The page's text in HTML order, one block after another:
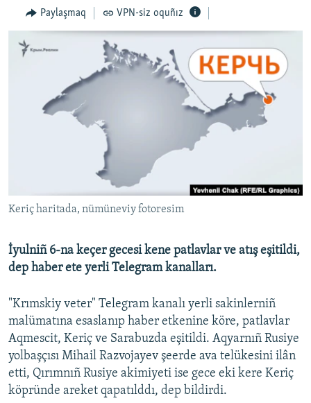
İNSAN AQLARI
VİDEO
QOŞULIÑIZ!
RFE/RS bütün saytları
Paylaşmaq VPN-siz oquñız
Keriç haritada, nümüneviy fotoresim
İyulniñ 6-na keçer gecesi kene patlavlar ve atış eşitildi,
dep haber ete yerli Telegram kanalları.
"Krımskiy veter" Telegram kanalı yerli sakinlerniñ
malümatına esaslanıp haber etkenine köre, patlavlar
Aqmescit, Keriç ve Sarabuzda eşitildi. Aqyarnıñ Rusiye
yolbaşçısı Mihail Razvojayev şeerde ava telükesini ilân
etti, Qırımnıñ Rusiye akimiyeti ise gece eki kere Keriç
köpründe areket qapatılddı, dep bildirdi.